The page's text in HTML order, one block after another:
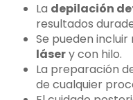
La depilación
resultados
Se pueden
lásery con hilo.
La preparación
de cualquier